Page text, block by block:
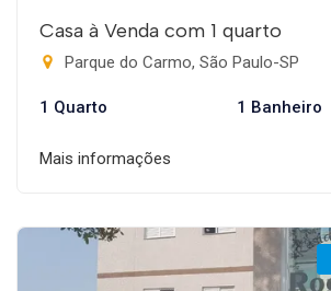
Casa à Venda com 1 quarto
Parque do Carmo, São Paulo-SP
1 Quarto 1 Banheiro
Mais informações